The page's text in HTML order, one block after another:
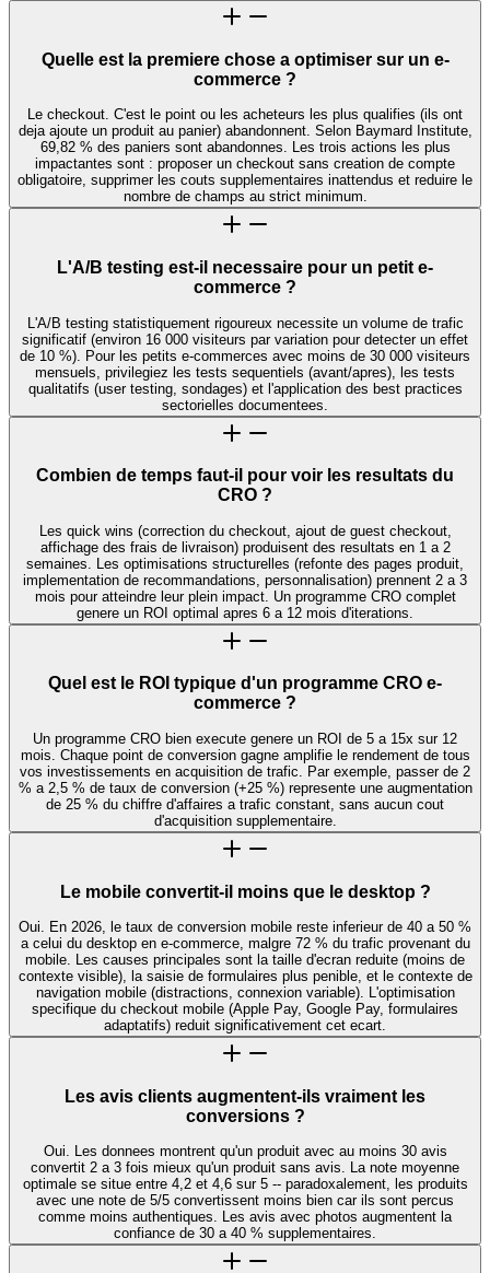
Quelle est la premiere chose a optimiser sur un e-
commerce ?
Le checkout. C'est le point ou les acheteurs les plus qualifies (ils ont
deja ajoute un produit au panier) abandonnent. Selon Baymard Institute,
69,82 % des paniers sont abandonnes. Les trois actions les plus
impactantes sont : proposer un checkout sans creation de compte
obligatoire, supprimer les couts supplementaires inattendus et reduire le
nombre de champs au strict minimum.
L'A/B testing est-il necessaire pour un petit e-
commerce ?
L'A/B testing statistiquement rigoureux necessite un volume de trafic
significatif (environ 16 000 visiteurs par variation pour detecter un effet
de 10 %). Pour les petits e-commerces avec moins de 30 000 visiteurs
mensuels, privilegiez les tests sequentiels (avant/apres), les tests
qualitatifs (user testing, sondages) et l'application des best practices
sectorielles documentees.
Combien de temps faut-il pour voir les resultats du
CRO ?
Les quick wins (correction du checkout, ajout de guest checkout,
affichage des frais de livraison) produisent des resultats en 1 a 2
semaines. Les optimisations structurelles (refonte des pages produit,
implementation de recommandations, personnalisation) prennent 2 a 3
mois pour atteindre leur plein impact. Un programme CRO complet
genere un ROI optimal apres 6 a 12 mois d'iterations.
Quel est le ROI typique d'un programme CRO e-
commerce ?
Un programme CRO bien execute genere un ROI de 5 a 15x sur 12
mois. Chaque point de conversion gagne amplifie le rendement de tous
vos investissements en acquisition de trafic. Par exemple, passer de 2
% a 2,5 % de taux de conversion (+25 %) represente une augmentation
de 25 % du chiffre d'affaires a trafic constant, sans aucun cout
d'acquisition supplementaire.
Le mobile convertit-il moins que le desktop ?
Oui. En 2026, le taux de conversion mobile reste inferieur de 40 a 50 %
a celui du desktop en e-commerce, malgre 72 % du trafic provenant du
mobile. Les causes principales sont la taille d'ecran reduite (moins de
contexte visible), la saisie de formulaires plus penible, et le contexte de
navigation mobile (distractions, connexion variable). L'optimisation
specifique du checkout mobile (Apple Pay, Google Pay, formulaires
adaptatifs) reduit significativement cet ecart.
Les avis clients augmentent-ils vraiment les
conversions ?
Oui. Les donnees montrent qu'un produit avec au moins 30 avis
convertit 2 a 3 fois mieux qu'un produit sans avis. La note moyenne
optimale se situe entre 4,2 et 4,6 sur 5 -- paradoxalement, les produits
avec une note de 5/5 convertissent moins bien car ils sont percus
comme moins authentiques. Les avis avec photos augmentent la
confiance de 30 a 40 % supplementaires.